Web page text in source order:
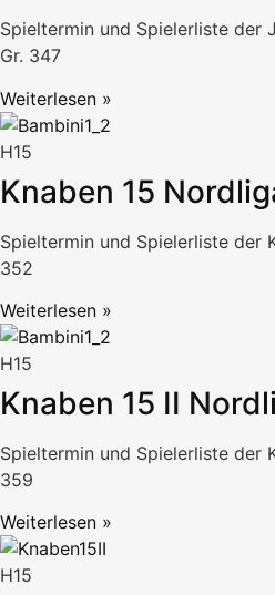
Spieltermin und Spielerliste der
Gr. 347
Weiterlesen »
H15
Knaben 15
Spieltermin und Spielerliste der
352
Weiterlesen »
H15
Knaben 15 II
Spieltermin und Spielerliste der
359
Weiterlesen »
H15